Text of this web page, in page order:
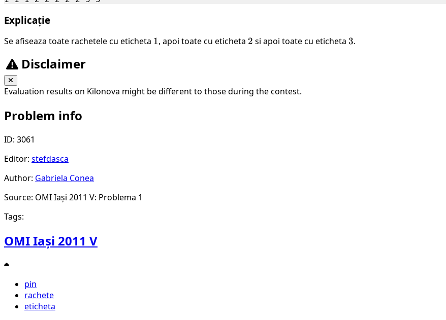
Explicație
Se afiseaza toate rachetele cu eticheta 1
1, apoi toate cu eticheta 2
2 si apoi toate cu eticheta 3
3.
Disclaimer
Evaluation results on Kilonova might be different to those during the contest.
Problem info
ID: 3061
Editor: stefdasca
Author: Gabriela Conea
Source: OMI Iași 2011 V: Problema 1
Tags:
OMI Iași 2011 V
pin
rachete
eticheta